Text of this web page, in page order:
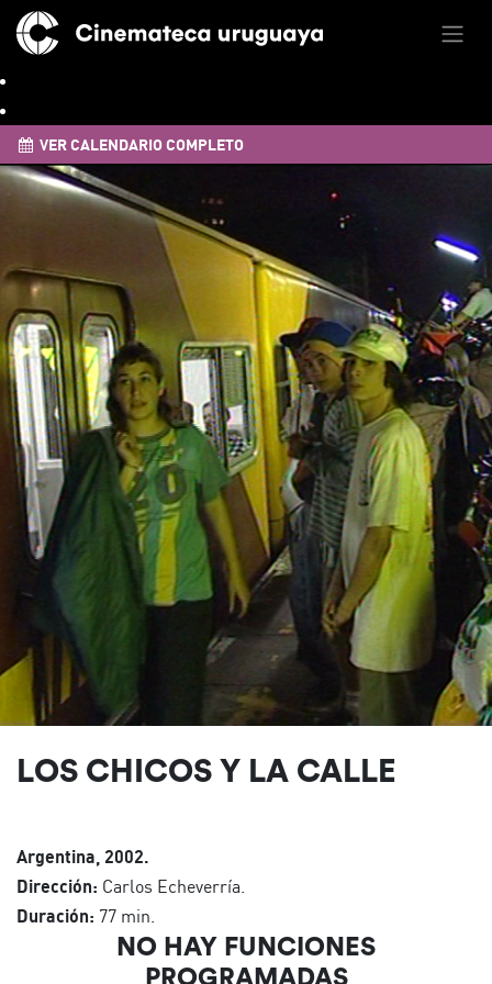
VER CALENDARIO COMPLETO
LOS CHICOS Y LA CALLE
Argentina, 2002.
Dirección: Carlos Echeverría.
Duración: 77 min.
NO HAY FUNCIONES
PROGRAMADAS